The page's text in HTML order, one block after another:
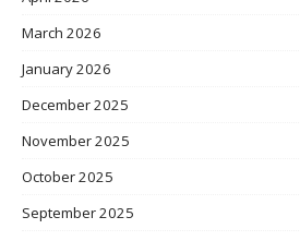
March 2026
January 2026
December 2025
November 2025
October 2025
September 2025